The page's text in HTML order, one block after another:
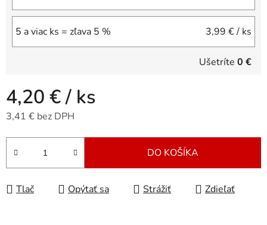
5 a viac ks = zľava 5 % 3,99 €/ ks
Ušetríte 0 €
4,20 €/ ks
3,41 € bez DPH
Jednotková cena:
DO KOŠÍKA
Tlač Opýtať sa Strážiť Zdieľať